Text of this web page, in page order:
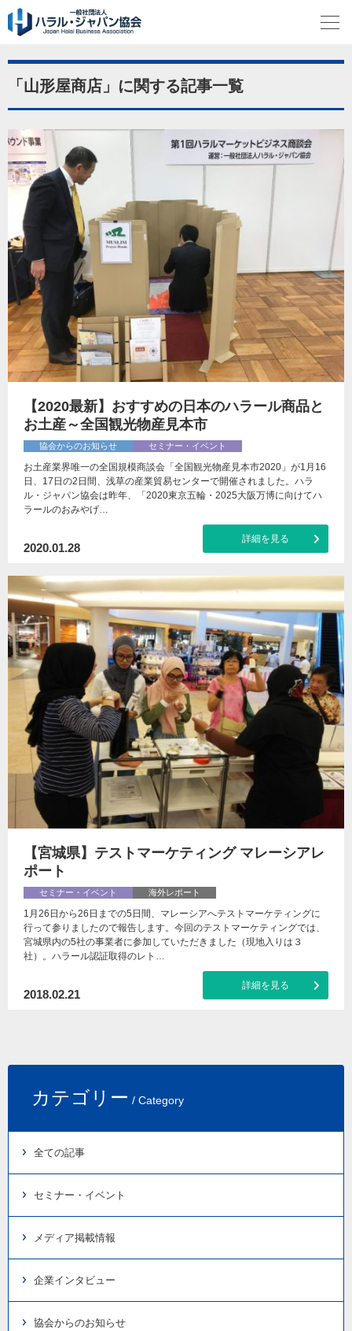
「山形屋商店」に関する記事一覧
【2020最新】おすすめの日本のハラール商品と
お土産～全国観光物産見本市
協会からのお知らせ セミナー・イベント
お土産業界唯一の全国規模商談会「全国観光物産見本市2020」が1月16
日、17日の2日間、浅草の産業貿易センターで開催されました。ハラ
ル・ジャパン協会は昨年、「2020東京五輪・2025大阪万博に向けてハ
ラールのおみやげ…
2020.01.28
詳細を見る
【宮城県】テストマーケティング マレーシアレ
ポート
セミナー・イベント 海外レポート
1月26日から26日までの5日間、マレーシアへテストマーケティングに
行って参りましたので報告します。今回のテストマーケティングでは、
宮城県内の5社の事業者に参加していただきました（現地入りは３
社）。ハラール認証取得のレト…
2018.02.21
詳細を見る
カテゴリー / Category
全ての記事
セミナー・イベント
メディア掲載情報
企業インタビュー
協会からのお知らせ